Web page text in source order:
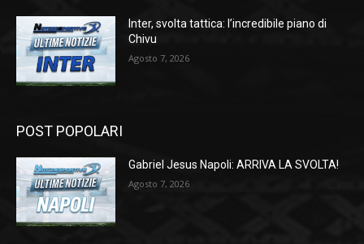
Inter, svolta tattica: l’incredibile piano di
Chivu
Agosto 7, 2026
POST POPOLARI
Gabriel Jesus Napoli: ARRIVA LA SVOLTA!
Agosto 7, 2026